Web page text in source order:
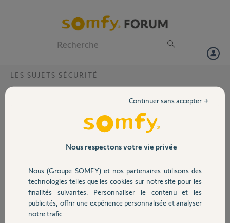
Volet
Sécurité
Domotique
LES SUJETS SÉCURITÉ
Titre : Caméra Indoor 2401507 (FW 2.11.4) :
evostream.com — bug firmware ?
comportement anormal sur ma caméra Indoor Somfy réf. 2401507
(volet motorisé, Full HD 1080p, firmware 2.11.4).
En 24 heures, elle a généré environ 107 000 requêtes DNS vers le
cluster evostream.com, réparties sur 16 nœuds (evo-00 à evo-
15.evostream.com), soit environ 2 requêtes par seconde en continu.
Nous respectons votre vie privée
Nous (Groupe SOMFY) et nos partenaires utilisons des
technologies telles que les cookies sur notre site pour les
finalités suivantes: Personnaliser le contenu et les
publicités, offrir une expérience personnalisée et analyser
notre trafic.
Continuer sans accepter →